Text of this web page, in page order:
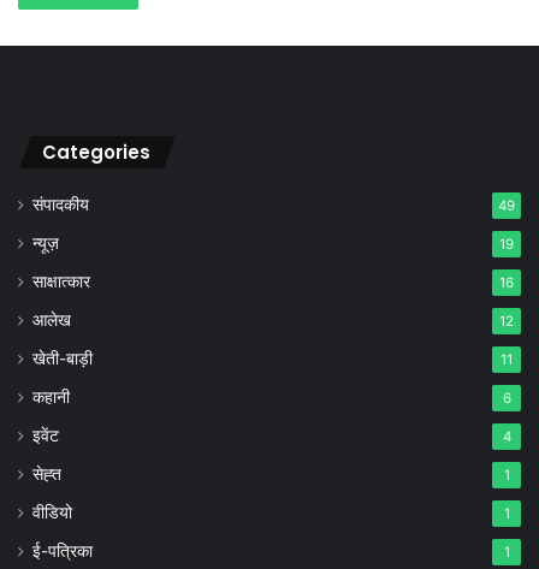
Categories
संपादकीय 49
न्यूज़ 19
साक्षात्कार 16
आलेख 12
खेती-बाड़ी 11
कहानी 6
इवेंट 4
सेह्त 1
वीडियो 1
ई-पत्रिका 1